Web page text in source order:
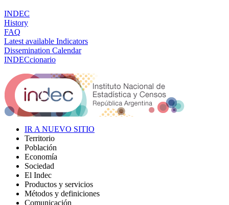
INDEC
History
FAQ
Latest available Indicators
Dissemination Calendar
INDECcionario
IR A NUEVO SITIO
Territorio
Población
Economía
Sociedad
El Indec
Productos y servicios
Métodos y definiciones
Comunicación